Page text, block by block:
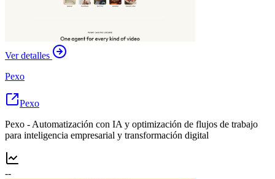
Ver detalles
Pexo
Pexo
Pexo - Automatización con IA y optimización de flujos de trabajo
para inteligencia empresarial y transformación digital
--